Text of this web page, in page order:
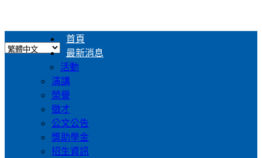
首頁
最新消息
活動
演講
榮譽
徵才
公文公告
獎助學金
招生資訊